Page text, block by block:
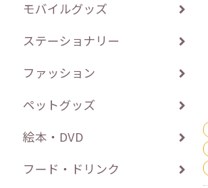
モバイルグッズ
ステーショナリー
ファッション
ペットグッズ
絵本・DVD
フード・ドリンク